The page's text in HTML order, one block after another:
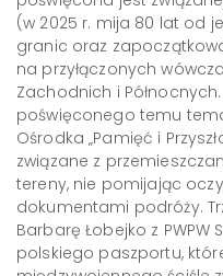
(w 2025 r. mija 80 lat od
granic oraz
na przyłączonych
Zachodnich i
poświęconego temu
Ośrodka „Pamięć i
związane z
tereny, nie pomijając
dokumentami podróży.
Barbarę Łobejko z PWPW
polskiego paszportu,